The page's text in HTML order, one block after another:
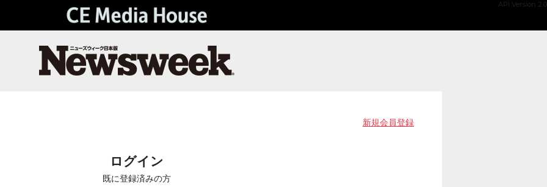
API Version 2.0
新規会員登録
ログイン
既に登録済みの方